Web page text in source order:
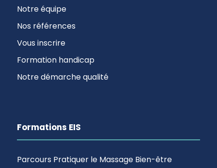
Notre équipe
Nos références
Vous inscrire
Formation handicap
Notre démarche qualité
Formations EIS
Parcours Pratiquer le Massage Bien-être